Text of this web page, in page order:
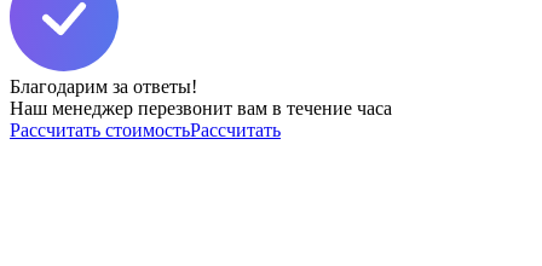
Благодарим за ответы!
Наш менеджер перезвонит вам в течение часа
Рассчитать стоимостьРассчитать